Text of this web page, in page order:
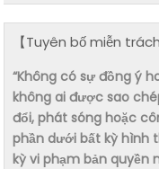
【Tuyên bố miễn
“Không có sự đồng ý
không ai được sao
đổi, phát sóng hoặc
phần dưới bất kỳ hình
kỳ vi phạm bản quyền